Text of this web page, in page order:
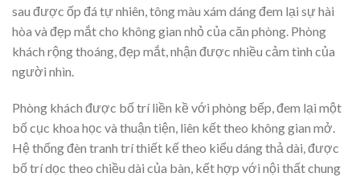
sau được ốp đá tự nhiên, tông màu xám dáng đem lại sự hài
hòa và đẹp mắt cho không gian nhỏ của căn phòng. Phòng
khách rộng thoáng, đẹp mắt, nhận được nhiều cảm tình của
người nhìn.
Phòng khách được bố trí liền kề với phòng bếp, đem lại một
bố cục khoa học và thuận tiện, liên kết theo không gian mở.
Hệ thống đèn tranh trí thiết kế theo kiểu dáng thả dài, được
bố trí dọc theo chiều dài của bàn, kết hợp với nội thất chung